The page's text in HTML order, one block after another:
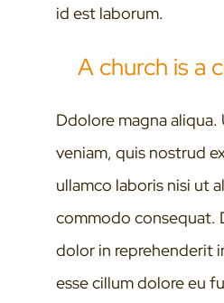
id est laborum.
A church is a
Ddolore magna
veniam, quis nostrud
ullamco laboris nisi ut
commodo consequat.
dolor in reprehenderit
esse cillum dolore eu